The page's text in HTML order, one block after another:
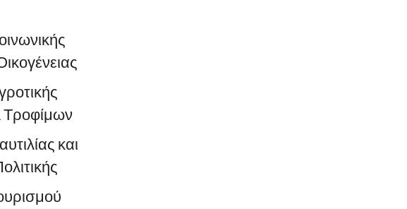
Τροφίμων
και